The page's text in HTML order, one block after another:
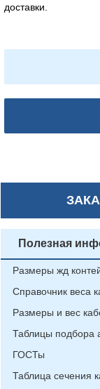
доставки.
Полезная
Размеры жд
Справочник веса
Размеры и вес
Таблицы подбора
ГОСТы
Таблица сечения